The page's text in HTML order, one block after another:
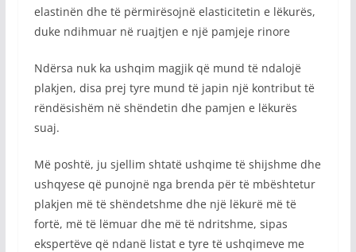
elastinën dhe të përmirësojnë elasticitetin e lëkurës,
duke ndihmuar në ruajtjen e një pamjeje rinore
Ndërsa nuk ka ushqim magjik që mund të ndalojë
plakjen, disa prej tyre mund të japin një kontribut të
rëndësishëm në shëndetin dhe pamjen e lëkurës
suaj.
Më poshtë, ju sjellim shtatë ushqime të shijshme dhe
ushqyese që punojnë nga brenda për të mbështetur
plakjen më të shëndetshme dhe një lëkurë më të
fortë, më të lëmuar dhe më të ndritshme, sipas
ekspertëve që ndanë listat e tyre të ushqimeve me